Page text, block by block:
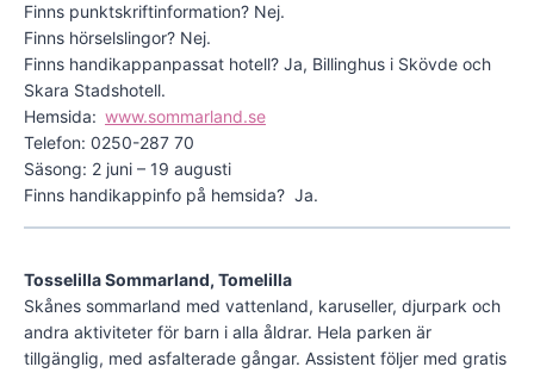
Finns punktskriftinformation? Nej.
Finns hörselslingor? Nej.
Finns handikappanpassat hotell? Ja, Billinghus i Skövde och
Skara Stadshotell.
Hemsida: www.sommarland.se
Telefon: 0250-287 70
Säsong: 2 juni – 19 augusti
Finns handikappinfo på hemsida? Ja.
Tosselilla Sommarland, Tomelilla
Skånes sommarland med vattenland, karuseller, djurpark och
andra aktiviteter för barn i alla åldrar. Hela parken är
tillgänglig, med asfalterade gångar. Assistent följer med gratis